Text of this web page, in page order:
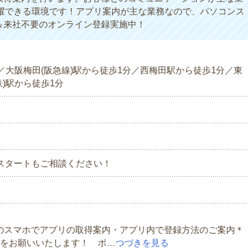
きる環境です！アプリ案内が主な業務なので、パソコンス
社不要のオンライン登録実施中！
大阪梅田(阪急線)駅から徒歩1分／西梅田駅から徒歩1分／東
駅から徒歩1分
ートもご相談ください！
マホでアプリの取得案内・アプリ内で登録方法のご案内＊
をお願いいたします！ ポ…つづきを見る